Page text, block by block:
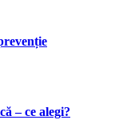
– ce alegi?